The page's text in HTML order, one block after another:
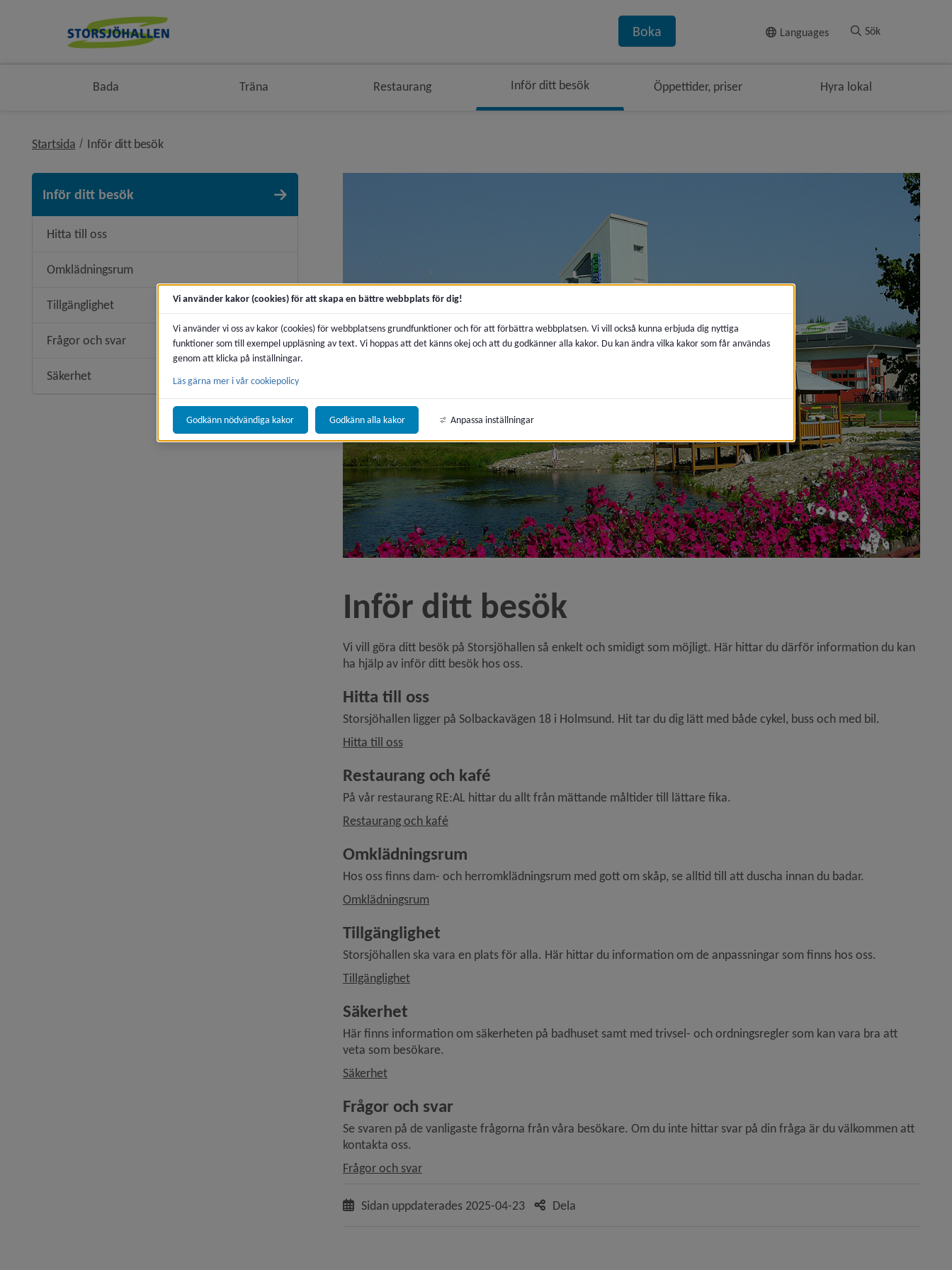
Languages Sök
Boka
Bada Träna Restaurang Inför ditt besök Öppettider, priser Hyra lokal
Startsida Inför ditt besöknivå i brödsmulenavigeringen
Inför ditt besök
Hitta till oss
Omklädningsrum
Tillgänglighet
Frågor och svar
Säkerhet
Inför ditt besök
Vi vill göra ditt besök på Storsjöhallen så enkelt och smidigt som möjligt. Här hittar du därför information du kan
ha hjälp av inför ditt besök hos oss.
Hitta till oss
Storsjöhallen ligger på Solbackavägen 18 i Holmsund. Hit tar du dig lätt med både cykel, buss och med bil.
Hitta till oss
Restaurang och kafé
På vår restaurang RE:AL hittar du allt från mättande måltider till lättare fika.
Restaurang och kafé
Omklädningsrum
Hos oss finns dam- och herromklädningsrum med gott om skåp, se alltid till att duscha innan du badar.
Omklädningsrum
Tillgänglighet
Storsjöhallen ska vara en plats för alla. Här hittar du information om de anpassningar som finns hos oss.
Tillgänglighet
Säkerhet
Här finns information om säkerheten på badhuset samt med trivsel- och ordningsregler som kan vara bra att
veta som besökare.
Säkerhet
Frågor och svar
Se svaren på de vanligaste frågorna från våra besökare. Om du inte hittar svar på din fråga är du välkommen att
kontakta oss.
Frågor och svar
Sidan uppdaterades 2025-04-23 Dela
Vi använder kakor (cookies) för att skapa en bättre webbplats för dig!
Vi använder vi oss av kakor (cookies) för webbplatsens grundfunktioner och för att förbättra webbplatsen. Vi vill också kunna erbjuda dig nyttiga
funktioner som till exempel uppläsning av text. Vi hoppas att det känns okej och att du godkänner alla kakor. Du kan ändra vilka kakor som får användas
genom att klicka på inställningar.
Läs gärna mer i vår cookiepolicy
Godkänn nödvändiga kakor Godkänn alla kakor Anpassa inställningar